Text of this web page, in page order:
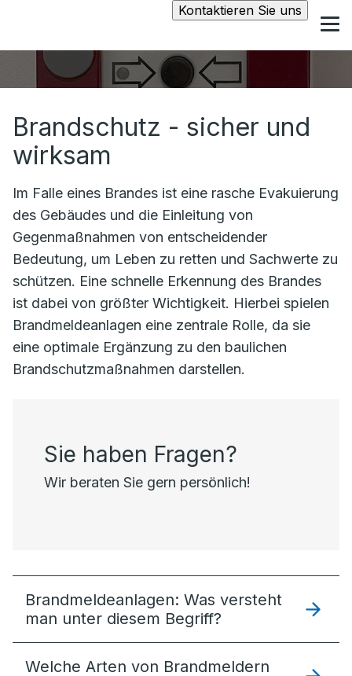
Kontaktieren Sie uns
Brandschutz - sicher und
wirksam
Im Falle eines Brandes ist eine rasche Evakuierung
des Gebäudes und die Einleitung von
Gegenmaßnahmen von entscheidender
Bedeutung, um Leben zu retten und Sachwerte zu
schützen. Eine schnelle Erkennung des Brandes
ist dabei von größter Wichtigkeit. Hierbei spielen
Brandmeldeanlagen eine zentrale Rolle, da sie
eine optimale Ergänzung zu den baulichen
Brandschutzmaßnahmen darstellen.
Sie haben Fragen?
Wir beraten Sie gern persönlich!
Brandmeldeanlagen: Was versteht
man unter diesem Begriff?
Welche Arten von Brandmeldern